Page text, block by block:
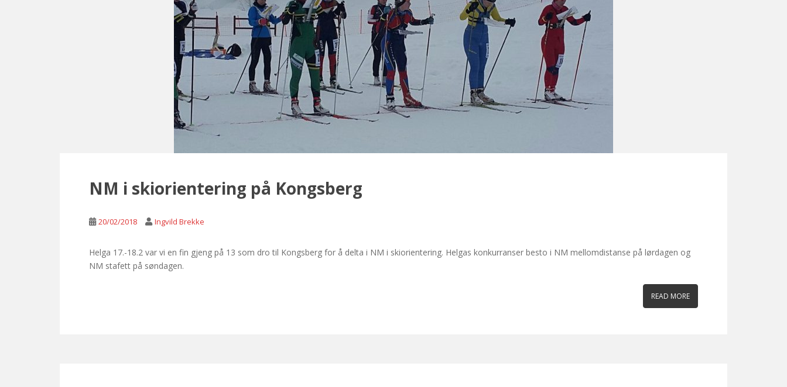
NM i skiorientering på Kongsberg
20/02/2018 Ingvild Brekke
Helga 17.-18.2 var vi en fin gjeng på 13 som dro til Kongsberg for å delta i NM i skiorientering. Helgas konkurranser besto i NM mellomdistanse på lørdagen og
NM stafett på søndagen.
READ MORE